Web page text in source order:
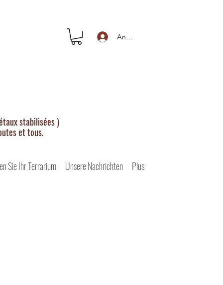
Anmelden
stabilisées )
et tous.
Sie Ihr Terrarium Unsere Nachrichten Plus